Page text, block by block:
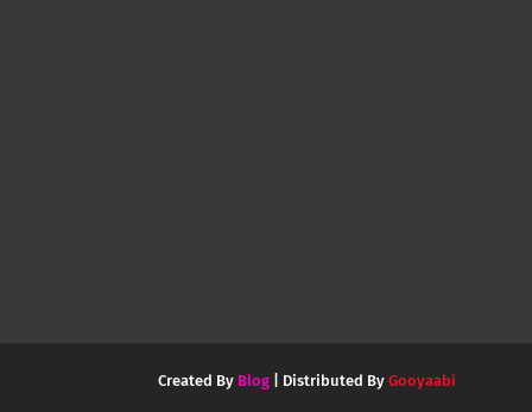
Created By Blog | Distributed By Gooyaabi